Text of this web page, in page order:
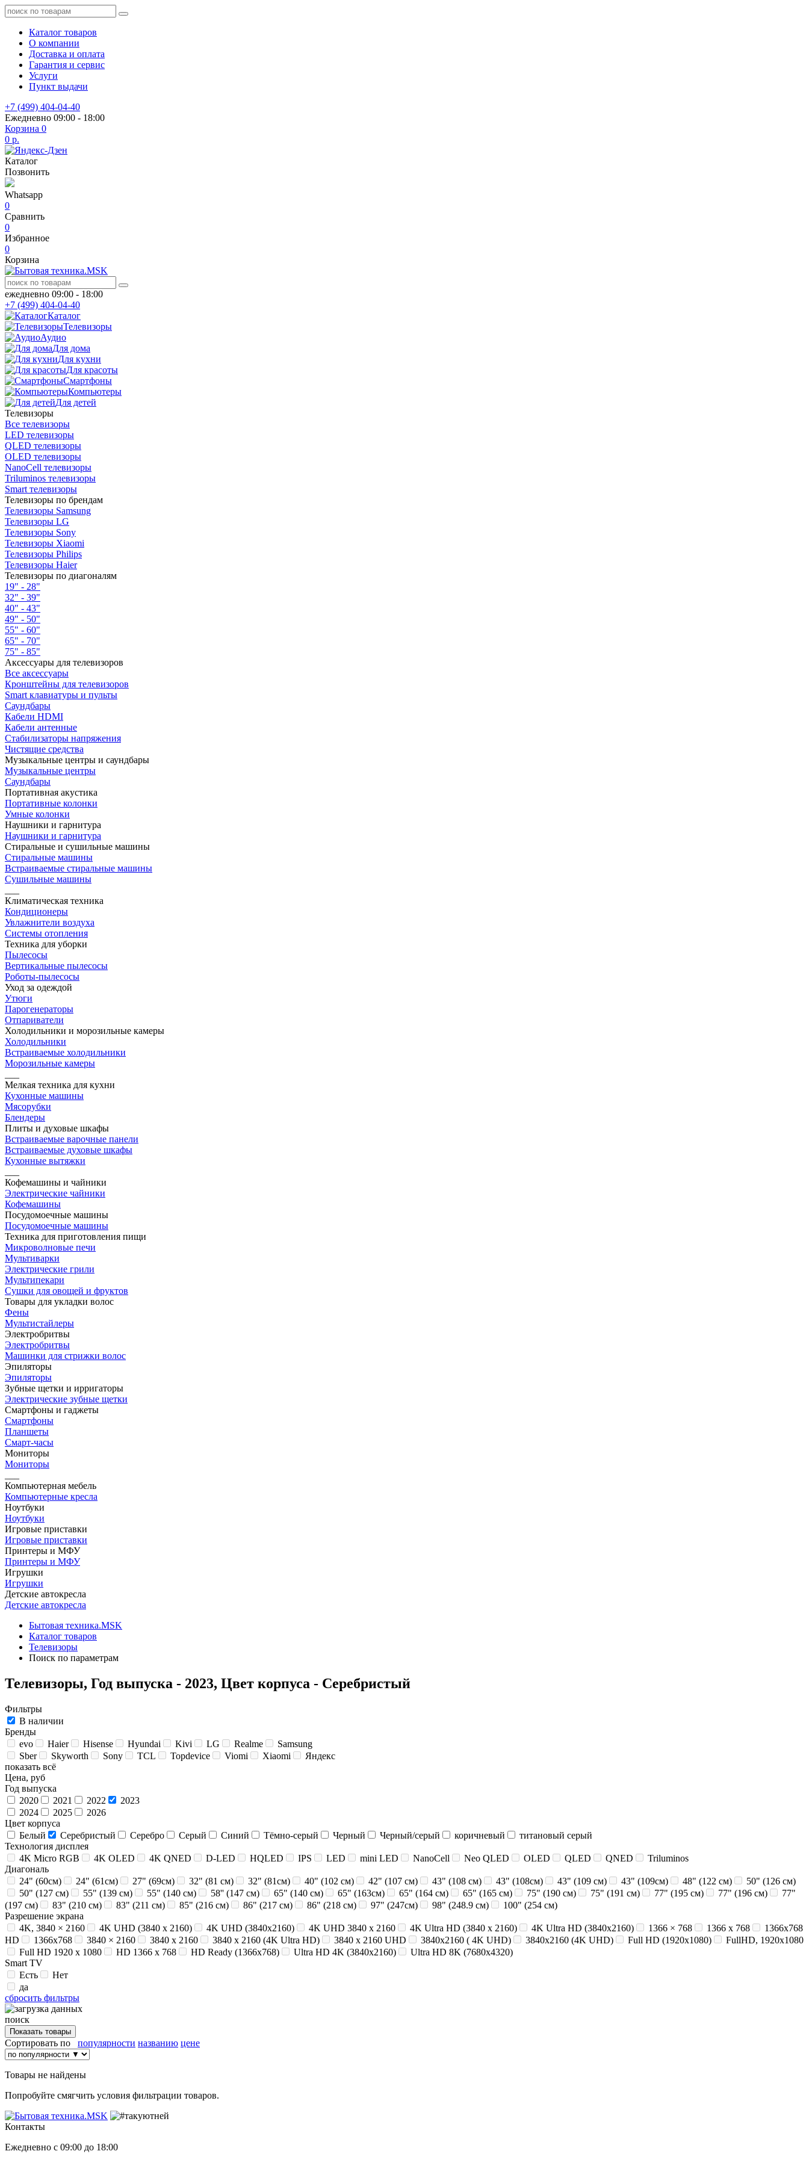
Каталог товаров
О компании
Доставка и оплата
Гарантия и сервис
Услуги
Пункт выдачи
+7 (499) 404-04-40
Ежедневно 09:00 - 18:00
Корзина 0
0 р.
Каталог
Позвонить
Whatsapp
0
Сравнить
0
Избранное
0
Корзина
ежедневно 09:00 - 18:00
+7 (499) 404-04-40
Каталог
Телевизоры
Аудио
Для дома
Для кухни
Для красоты
Смартфоны
Компьютеры
Для детей
Телевизоры
Все телевизоры
LED телевизоры
QLED телевизоры
OLED телевизоры
NanoCell телевизоры
Triluminos телевизоры
Smart телевизоры
Телевизоры по брендам
Телевизоры Samsung
Телевизоры LG
Телевизоры Sony
Телевизоры Xiaomi
Телевизоры Philips
Телевизоры Haier
Телевизоры по диагоналям
19" - 28"
32" - 39"
40" - 43"
49" - 50"
55" - 60"
65" - 70"
75" - 85"
Аксессуары для телевизоров
Все аксессуары
Кронштейны для телевизоров
Smart клавиатуры и пульты
Саундбары
Кабели HDMI
Кабели антенные
Стабилизаторы напряжения
Чистящие средства
Музыкальные центры и саундбары
Музыкальные центры
Саундбары
Портативная акустика
Портативные колонки
Умные колонки
Наушники и гарнитура
Наушники и гарнитура
Стиральные и сушильные машины
Стиральные машины
Встраиваемые стиральные машины
Сушильные машины
Климатическая техника
Кондиционеры
Увлажнители воздуха
Системы отопления
Техника для уборки
Пылесосы
Вертикальные пылесосы
Роботы-пылесосы
Уход за одеждой
Утюги
Парогенераторы
Отпариватели
Холодильники и морозильные камеры
Холодильники
Встраиваемые холодильники
Морозильные камеры
Мелкая техника для кухни
Кухонные машины
Мясорубки
Блендеры
Плиты и духовые шкафы
Встраиваемые варочные панели
Встраиваемые духовые шкафы
Кухонные вытяжки
Кофемашины и чайники
Электрические чайники
Кофемашины
Посудомоечные машины
Посудомоечные машины
Техника для приготовления пищи
Микроволновые печи
Мультиварки
Электрические грили
Мультипекари
Сушки для овощей и фруктов
Товары для укладки волос
Фены
Мультистайлеры
Электробритвы
Электробритвы
Машинки для стрижки волос
Эпиляторы
Эпиляторы
Зубные щетки и ирригаторы
Электрические зубные щетки
Смартфоны и гаджеты
Смартфоны
Планшеты
Смарт-часы
Мониторы
Мониторы
Компьютерная мебель
Компьютерные кресла
Ноутбуки
Ноутбуки
Игровые приставки
Игровые приставки
Принтеры и МФУ
Принтеры и МФУ
Игрушки
Игрушки
Детские автокресла
Детские автокресла
Бытовая техника.MSK
Каталог товаров
Телевизоры
Поиск по параметрам
Телевизоры, Год выпуска - 2023, Цвет корпуса - Серебристый
Фильтры
В наличии
Бренды
evo
Haier Hisense Hyundai Kivi LG Realme
Samsung
Sber
Skyworth Sony TCL Topdevice Viomi Xiaomi
Яндекс
показать всё
Цена, руб
Год выпуска
2020
2021 2022
2023
2024
2025
2026
Цвет корпуса
Белый
Серебристый Серебро Серый Синий Тёмно-серый Черный Черный/серый коричневый
титановый серый
Технология дисплея
4K Micro RGB
4K OLED 4K QNED D-LED HQLED IPS LED mini LED NanoCell Neo QLED OLED QLED QNED
Triluminos
Диагональ
24" (60см)
24" (61см) 27" (69см) 32" (81 см) 32" (81см) 40" (102 см) 42" (107 см) 43" (108 см) 43" (108см) 43" (109 см) 43" (109см) 48" (122 см)
50" (126 см)
50" (127 см)
55" (139 см) 55" (140 см) 58'' (147 см) 65" (140 см) 65" (163см) 65" (164 см) 65" (165 см) 75" (190 см) 75" (191 см) 77" (195 см) 77" (196 см)
77"
(197 см)
83" (210 см) 83" (211 см) 85" (216 см) 86" (217 см) 86" (218 см) 97" (247см) 98" (248.9 см)
100" (254 см)
Разрешение экрана
4K, 3840 × 2160
4K UHD (3840 x 2160) 4K UHD (3840x2160) 4K UHD 3840 x 2160 4K Ultra HD (3840 x 2160) 4K Ultra HD (3840x2160) 1366 × 768 1366 x 768
1366x768
HD
1366х768 3840 × 2160 3840 x 2160 3840 x 2160 (4K Ultra HD) 3840 х 2160 UHD 3840x2160 ( 4K UHD) 3840x2160 (4K UHD) Full HD (1920x1080)
FullHD, 1920x1080
Full HD 1920 x 1080
HD 1366 x 768 HD Ready (1366x768) Ultra HD 4K (3840x2160)
Ultra HD 8K (7680x4320)
Smart TV
Есть
Нет
да
сбросить фильтры
поиск
Сортировать по популярности названию цене
Товары не найдены
Попробуйте смягчить условия фильтрации товаров.
Контакты
Ежедневно с 09:00 до 18:00